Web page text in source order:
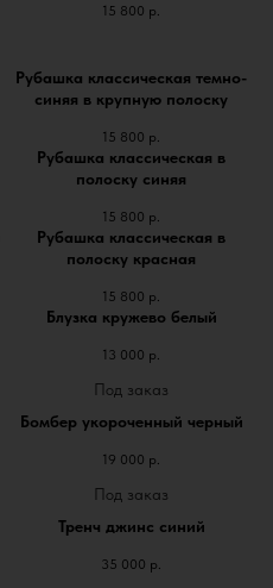
15 800 р.
Рубашка классическая темно-
синяя в крупную полоску
15 800 р.
Рубашка классическая в
полоску синяя
15 800 р.
Рубашка классическая в
полоску красная
15 800 р.
Блузка кружево белый
13 000 р.
Бомбер укороченный черный
19 000 р.
Тренч джинс синий
35 000 р.